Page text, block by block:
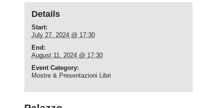
Details
Start:
July 27, 2024 @ 17:30
End:
August 11, 2024 @ 17:30
Event Category:
Mostre & Presentazioni Libri